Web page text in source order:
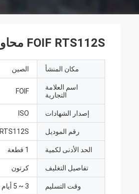
FOIF RTS112S محاور مزدوجة أداة المسح الإجمالي للمحطة 5000m نظارة واحدة
مكان المنشأ الصين
اسم العلامة
التجارية
FOIF
إصدار الشهادات ISO
رقم الموديل RTS112S
الحد الأدنى لكمية 1 قطعة
تفاصيل التغليف كرتون
وقت التسليم 3 ~ 5 أيام عمل